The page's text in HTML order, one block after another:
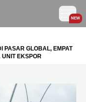
NEW
PASAR GLOBAL, EMPAT
UNIT EKSPOR